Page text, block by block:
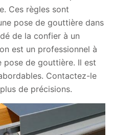
Ces règles sont
pose de gouttière dans
de la confier à un
est un professionnel à
pose de gouttière. Il est
Contactez-le
de précisions.